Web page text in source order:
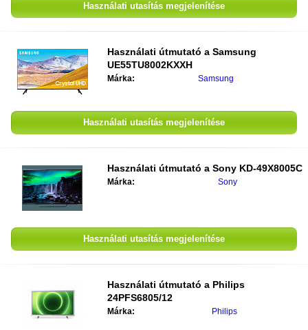
Használati utasítás megjelenítése
Használati útmutató a Samsung
UE55TU8002KXXH
Márka: Samsung
Használati utasítás megjelenítése
Használati útmutató a Sony KD-49X8005C
Márka: Sony
Használati utasítás megjelenítése
Használati útmutató a Philips
24PFS6805/12
Márka: Philips